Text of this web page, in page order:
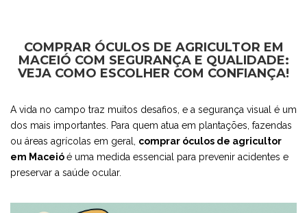
COMPRAR ÓCULOS DE AGRICULTOR EM
MACEIÓ COM SEGURANÇA E QUALIDADE:
VEJA COMO ESCOLHER COM CONFIANÇA!
A vida no campo traz muitos desafios, e a segurança visual é um
dos mais importantes. Para quem atua em plantações, fazendas
ou áreas agrícolas em geral, comprar óculos de agricultor
em Maceióé uma medida essencial para prevenir acidentes e
preservar a saúde ocular.